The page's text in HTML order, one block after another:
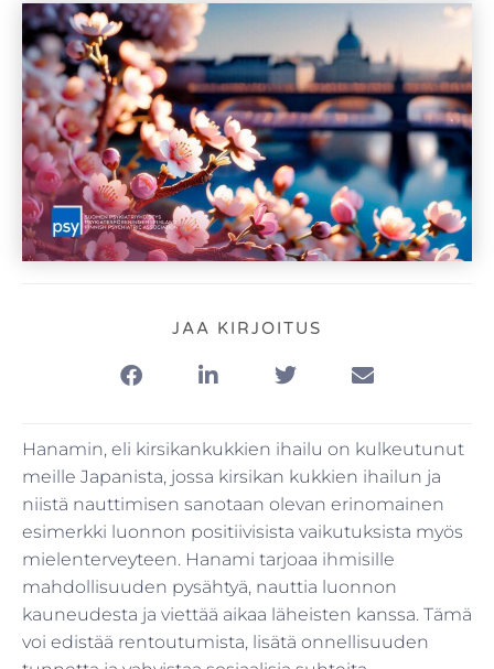
JAA KIRJOITUS
Hanamin, eli kirsikankukkien ihailu on kulkeutunut
meille Japanista, jossa kirsikan kukkien ihailun ja
niistä nauttimisen sanotaan olevan erinomainen
esimerkki luonnon positiivisista vaikutuksista myös
mielenterveyteen. Hanami tarjoaa ihmisille
mahdollisuuden pysähtyä, nauttia luonnon
kauneudesta ja viettää aikaa läheisten kanssa. Tämä
voi edistää rentoutumista, lisätä onnellisuuden